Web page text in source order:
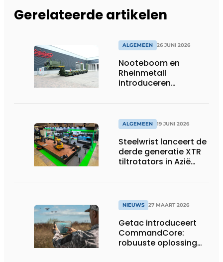
Gerelateerde artikelen
ALGEMEEN 26 JUNI 2026
Nooteboom en
Rheinmetall
introduceren
ALGEMEEN 19 JUNI 2026
Steelwrist lanceert de
derde generatie XTR
tiltrotators in Azië
NIEUWS 27 MAART 2026
Getac introduceert
CommandCore:
robuuste oplossing